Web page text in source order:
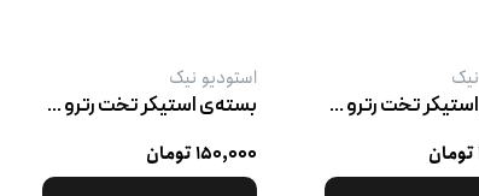
بسته‌ی استیکر تخت رترو پک ۲
استودیو نیک
بسته‌ی استیکر تخت رترو پک ۳
۱۵۰,۰۰۰ تومان